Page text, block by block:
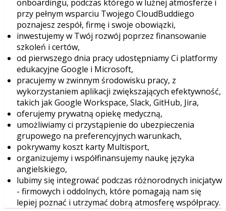
onboardingu, podczas którego w luźnej atmosferze i
przy pełnym wsparciu Twojego CloudBuddiego
poznajesz zespół, firmę i swoje obowiązki,
inwestujemy w Twój rozwój poprzez finansowanie
szkoleń i certów,
od pierwszego dnia pracy udostępniamy Ci platformy
edukacyjne Google i Microsoft,
pracujemy w zwinnym środowisku pracy, z
wykorzystaniem aplikacji zwiększających efektywność,
takich jak Google Workspace, Slack, GitHub, Jira,
oferujemy prywatną opiekę medyczną,
umożliwiamy ci przystąpienie do ubezpieczenia
grupowego na preferencyjnych warunkach,
pokrywamy koszt karty Multisport,
organizujemy i współfinansujemy naukę języka
angielskiego,
lubimy się integrować podczas różnorodnych inicjatyw
- firmowych i oddolnych, które pomagają nam się
lepiej poznać i utrzymać dobrą atmosferę współpracy.